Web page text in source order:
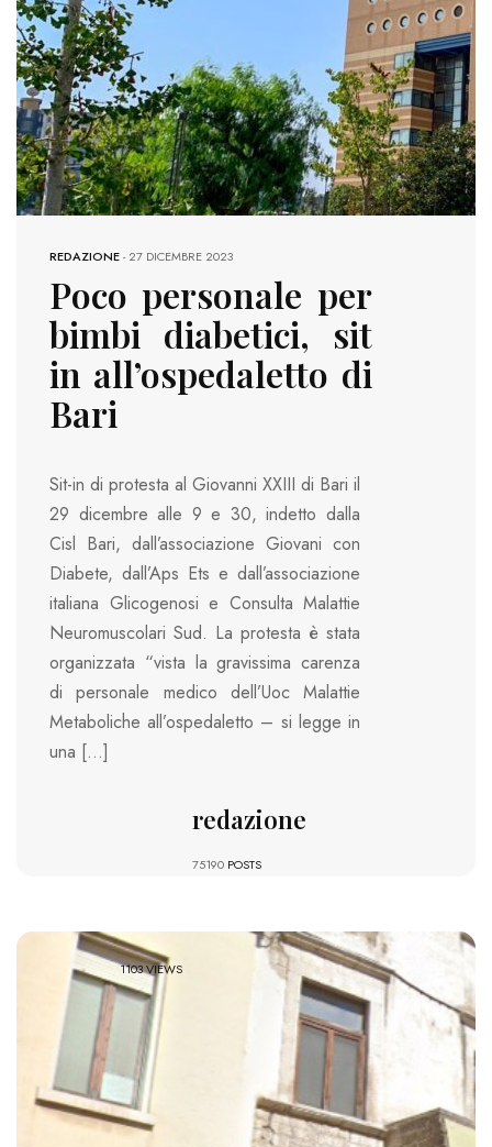
REDAZIONE-27 DICEMBRE 2023
Poco personale per
bimbi diabetici, sit
in all’ospedaletto di
Bari
Sit-in di protesta al Giovanni XXIII di Bari il
29 dicembre alle 9 e 30, indetto dalla
Cisl Bari, dall’associazione Giovani con
Diabete, dall’Aps Ets e dall’associazione
italiana Glicogenosi e Consulta Malattie
Neuromuscolari Sud. La protesta è stata
organizzata “vista la gravissima carenza
di personale medico dell’Uoc Malattie
Metaboliche all’ospedaletto – si legge in
una […]
redazione
75190 POSTS
1103 VIEWS